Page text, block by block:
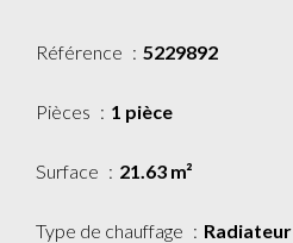
Référence 5229892
Pièces 1 pièce
Surface 21.63 m²
Type de chauffage Radiateur